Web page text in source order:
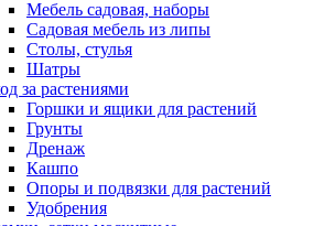
Мебель садовая, наборы
Садовая мебель из липы
Столы, стулья
Шатры
за растениями
Горшки и ящики для растений
Грунты
Дренаж
Кашпо
Опоры и подвязки для растений
Удобрения